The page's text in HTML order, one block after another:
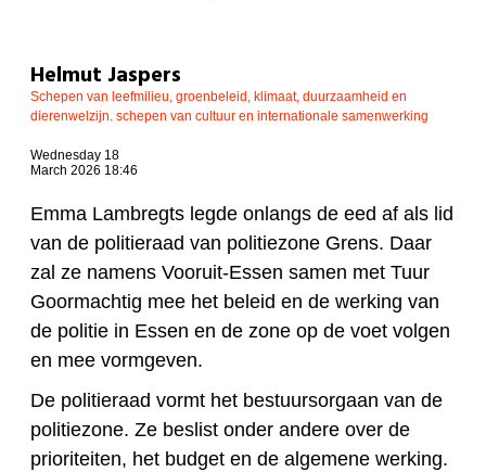
Kinderen en jongeren
Helmut Jaspers
Schepen van leefmilieu, groenbeleid, klimaat, duurzaamheid en
dierenwelzijn. schepen van cultuur en internationale samenwerking
Wednesday 18
March 2026 18:46
Emma Lambregts legde onlangs de eed af als lid
van de politieraad van politiezone Grens. Daar
zal ze namens Vooruit-Essen samen met Tuur
Goormachtig mee het beleid en de werking van
de politie in Essen en de zone op de voet volgen
en mee vormgeven.
De politieraad vormt het bestuursorgaan van de
politiezone. Ze beslist onder andere over de
prioriteiten, het budget en de algemene werking.